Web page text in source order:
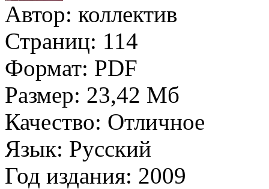
Автор: коллектив
Страниц: 114
Формат: PDF
Размер: 23,42 Мб
Качество: Отличное
Язык: Русский
Год издания: 2009